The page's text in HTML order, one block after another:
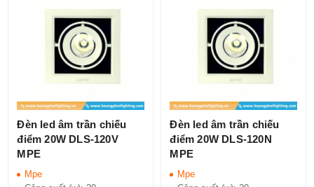
Đèn led âm trần chiếu
điểm 20W DLS-120V
MPE
Mpe
Đèn led âm trần chiếu
điểm 20W DLS-120N
MPE
Mpe